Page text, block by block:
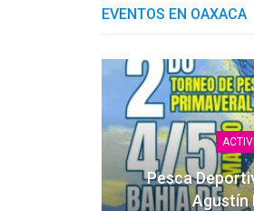
EVENTOS EN OAXACA
Pesca
Agustín